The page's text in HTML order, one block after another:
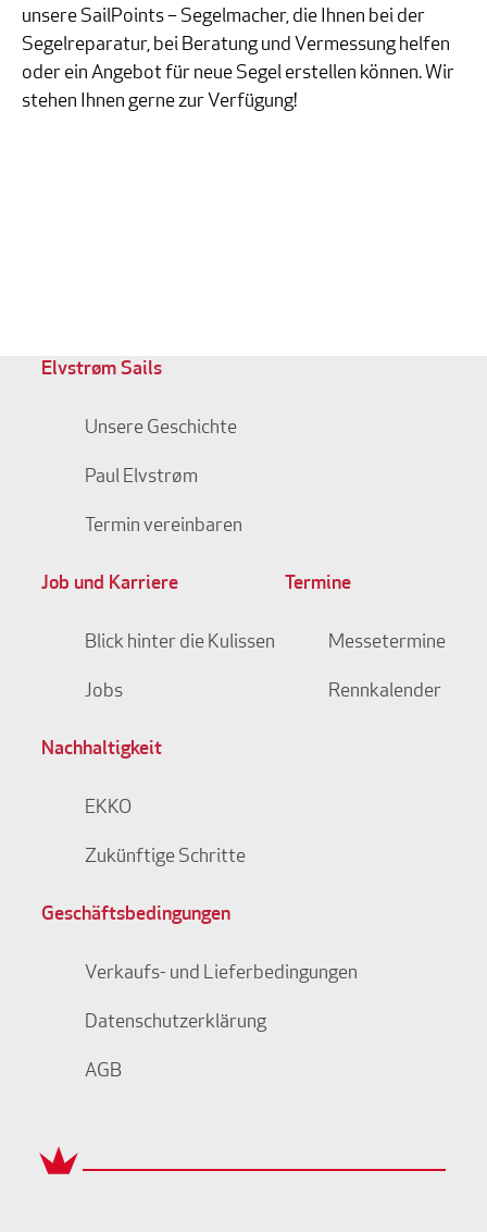
unsere SailPoints – Segelmacher, die Ihnen bei der
Segelreparatur, bei Beratung und Vermessung helfen
oder ein Angebot für neue Segel erstellen können. Wir
stehen Ihnen gerne zur Verfügung!
Elvstrøm Sails
Unsere Geschichte
Paul Elvstrøm
Termin vereinbaren
Job und Karriere
Blick hinter die Kulissen
Jobs
Termine
Messetermine
Rennkalender
Nachhaltigkeit
EKKO
Zukünftige Schritte
Geschäftsbedingungen
Verkaufs- und Lieferbedingungen
Datenschutzerklärung
AGB